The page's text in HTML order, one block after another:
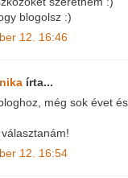
blogolsz :)
12. 16:46
írta...
még sok évet
12. 16:54